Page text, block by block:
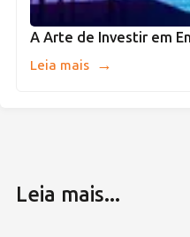
A Arte de Investir em
Leia mais →
Leia mais...